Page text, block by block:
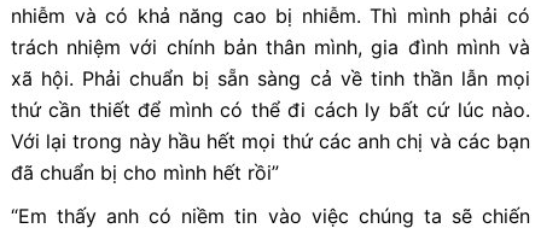
nhiễm và có khả năng cao bị nhiễm. Thì mình phải có
trách nhiệm với chính bản thân mình, gia đình mình và
xã hội. Phải chuẩn bị sẵn sàng cả về tinh thần lẫn mọi
thứ cần thiết để mình có thể đi cách ly bất cứ lúc nào.
Với lại trong này hầu hết mọi thứ các anh chị và các bạn
đã chuẩn bị cho mình hết rồi”
“Em thấy anh có niềm tin vào việc chúng ta sẽ chiến